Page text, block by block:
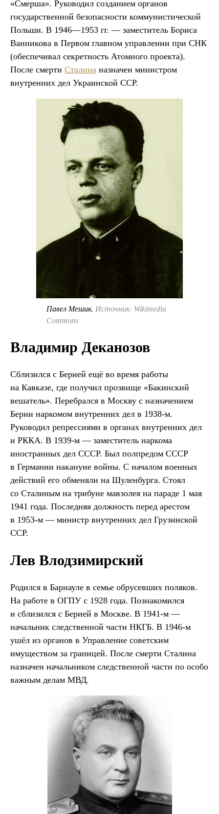
«Смерша». Руководил созданием органов
государственной безопасности коммунистической
Польши. В 1946—1953 гг. — заместитель Бориса
Ванникова в Первом главном управлении при СНК
(обеспечивал секретность Атомного проекта).
После смерти Сталина назначен министром
внутренних дел Украинской ССР.
Павел Мешик. Источник: Wikimedia
Commons
Владимир Деканозов
Сблизился с Берией ещё во время работы
на Кавказе, где получил прозвище «Бакинский
вешатель». Перебрался в Москву с назначением
Берии наркомом внутренних дел в 1938-м.
Руководил репрессиями в органах внутренних дел
и РККА. В 1939-м — заместитель наркома
иностранных дел СССР. Был полпредом СССР
в Германии накануне войны. С началом военных
действий его обменяли на Шуленбурга. Стоял
со Сталиным на трибуне мавзолея на параде 1 мая
1941 года. Последняя должность перед арестом
в 1953-м — министр внутренних дел Грузинской
ССР.
Лев Влодзимирский
Родился в Барнауле в семье обрусевших поляков.
На работе в ОГПУ с 1928 года. Познакомился
и сблизился с Берией в Москве. В 1941-м —
начальник следственной части НКГБ. В 1946-м
ушёл из органов в Управление советским
имуществом за границей. После смерти Сталина
назначен начальником следственной части по особо
важным делам МВД.